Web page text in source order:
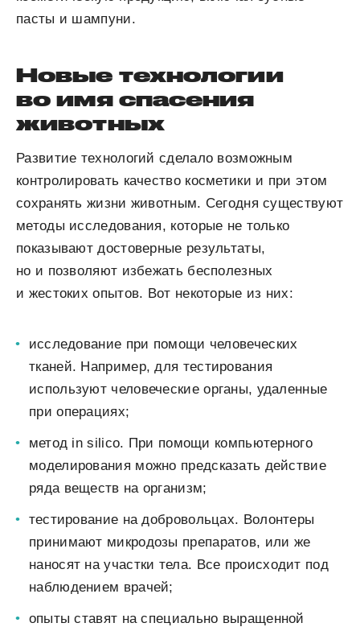
пасты и шампуни.
Новые технологии
во имя спасения
животных
Развитие технологий сделало возможным
контролировать качество косметики и при этом
сохранять жизни животным. Сегодня существуют
методы исследования, которые не только
показывают достоверные результаты,
но и позволяют избежать бесполезных
и жестоких опытов. Вот некоторые из них:
исследование при помощи человеческих
тканей. Например, для тестирования
используют человеческие органы, удаленные
при операциях;
метод in silico. При помощи компьютерного
моделирования можно предсказать действие
ряда веществ на организм;
тестирование на добровольцах. Волонтеры
принимают микродозы препаратов, или же
наносят на участки тела. Все происходит под
наблюдением врачей;
опыты ставят на специально выращенной